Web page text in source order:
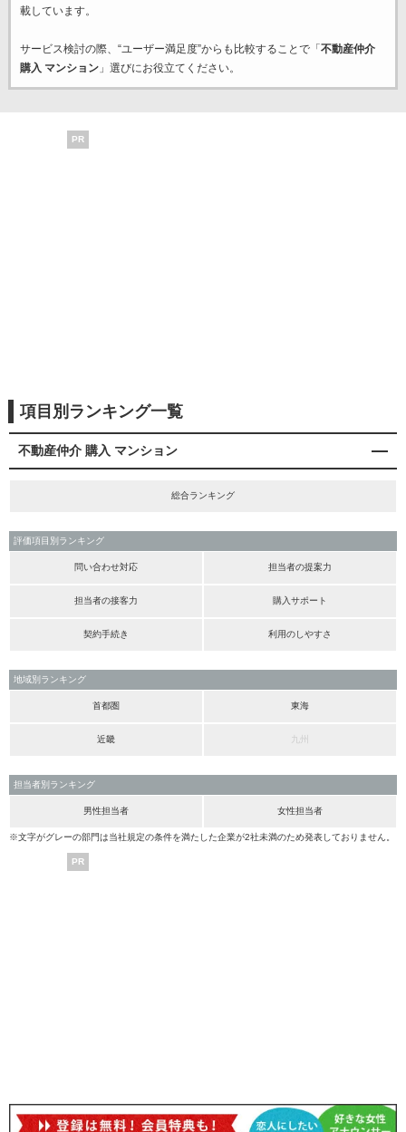
載しています。
サービス検討の際、“ユーザー満足度”からも比較することで「 不動産仲介
購入 マンション」選びにお役立てください。
PR
項目別ランキング一覧
不動産仲介 購入 マンション
総合ランキング
評価項目別ランキング
問い合わせ対応 担当者の提案力
担当者の接客力 購入サポート
契約手続き 利用のしやすさ
地域別ランキング
首都圏 東海
近畿 九州
担当者別ランキング
男性担当者 女性担当者
※文字がグレーの部門は当社規定の条件を満たした企業が2社未満のため発表しておりません。
PR